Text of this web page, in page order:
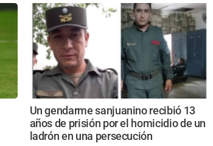
Un gendarme sanjuanino recibió 13
años de prisión por el homicidio de un
ladrón en una persecución